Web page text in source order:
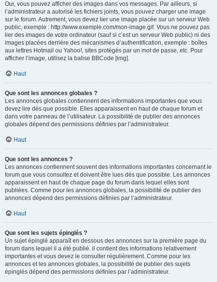
Oui, vous pouvez afficher des images dans vos messages. Par ailleurs, si
l’administrateur a autorisé les fichiers joints, vous pouvez charger une image
sur le forum. Autrement, vous devez lier une image placée sur un serveur Web
public, exemple : http://www.exemple.com/mon-image.gif. Vous ne pouvez pas
lier des images de votre ordinateur (sauf si c’est un serveur Web public) ni des
images placées derrière des mécanismes d’authentification, exemple : boîtes
aux lettres Hotmail ou Yahoo!, sites protégés par un mot de passe, etc. Pour
afficher l’image, utilisez la balise BBCode [img].
Haut
Que sont les annonces globales ?
Les annonces globales contiennent des informations importantes que vous
devez lire dès que possible. Elles apparaissent en haut de chaque forum et
dans votre panneau de l’utilisateur. La possibilité de publier des annonces
globales dépend des permissions définies par l’administrateur.
Haut
Que sont les annonces ?
Les annonces contiennent souvent des informations importantes concernant le
forum que vous consultez et doivent être lues dès que possible. Les annonces
apparaissent en haut de chaque page du forum dans lequel elles sont
publiées. Comme pour les annonces globales, la possibilité de publier des
annonces dépend des permissions définies par l’administrateur.
Haut
Que sont les sujets épinglés ?
Un sujet épinglé apparaît en dessous des annonces sur la première page du
forum dans lequel il a été publié. il contient des informations relativement
importantes et vous devez le consulter régulièrement. Comme pour les
annonces et les annonces globales, la possibilité de publier des sujets
épinglés dépend des permissions définies par l’administrateur.